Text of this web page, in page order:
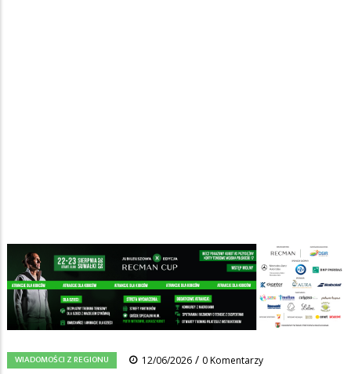
Ścieżka
nawigacyjna
Strona główna/Wiadomości/Wiadomości z regionu
/
Cztery prestiżowe nagrody dla Racis Development w Konkursie
„Budowa Roku 2021–2024”
FacebookPinterestTumblr
0 Reddit Share
WIADOMOŚCI Z REGIONU 12/06/2026 / 0 Komentarzy